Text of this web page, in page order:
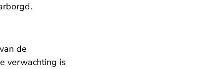
de
verwachting is